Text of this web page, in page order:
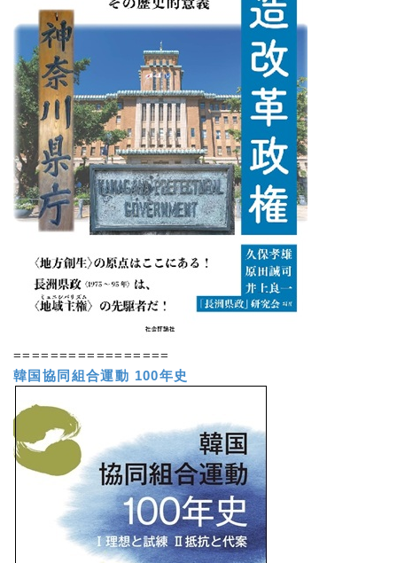
=================
韓国協同組合運動 100年史